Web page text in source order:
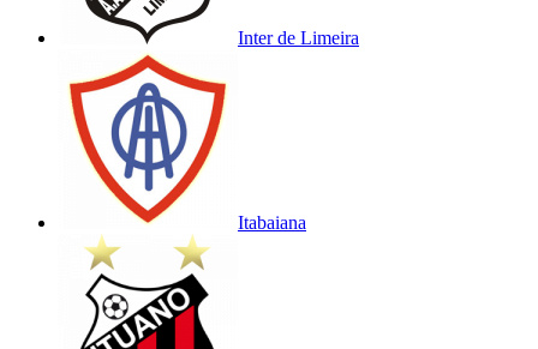
Inter de Limeira
Itabaiana